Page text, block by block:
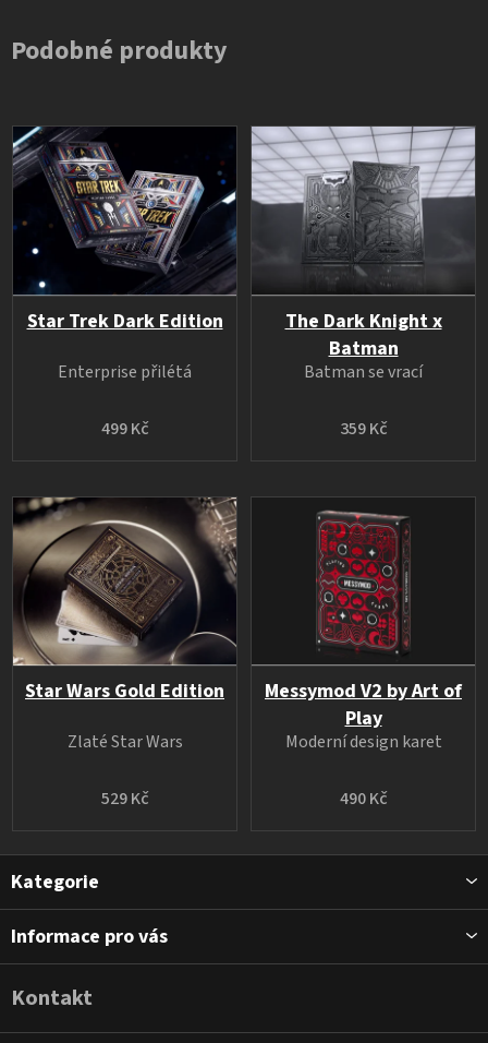
Podobné produkty
Star Trek Dark Edition
499 Kč
Enterprise přilétá
The Dark Knight x
Batman
359 Kč
Batman se vrací
Star Wars Gold Edition
529 Kč
Zlaté Star Wars
Messymod V2 by Art of
Play
490 Kč
Moderní design karet
Z
p
Kategorie
Informace pro vás
Kontakt